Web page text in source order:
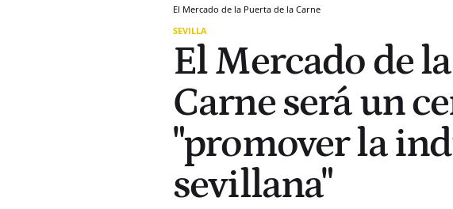
El Mercado de la Puerta de la Carne
SEVILLA
El Mercado de
Carne será un
"promover la
sevillana"